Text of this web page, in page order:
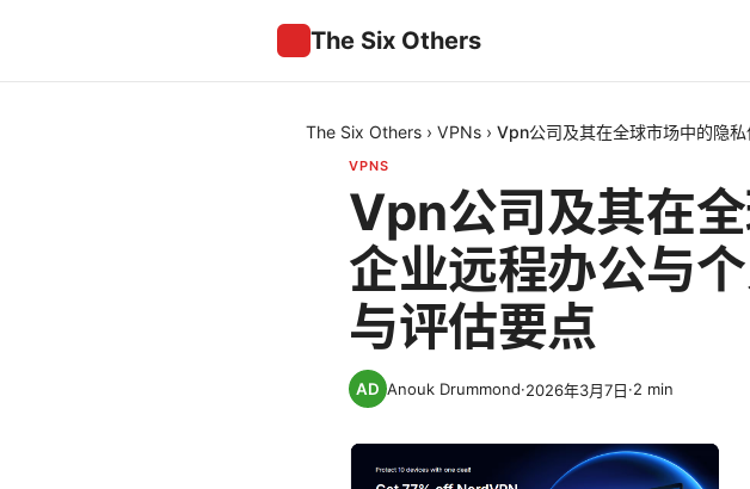
The Six Others
The Six Others › VPNs › Vpn公司及其在全球市场中的隐
VPNS
Vpn公司及其在全
企业远程办公与
与评估要点
Anouk Drummond·2026年3月7日·2 min